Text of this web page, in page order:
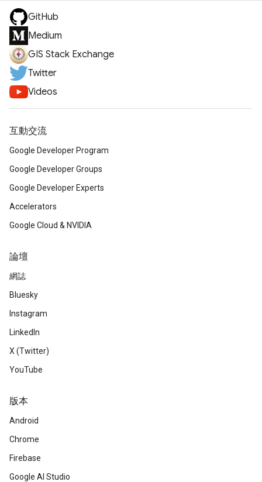
GitHub
Medium
GIS Stack Exchange
Twitter
Videos
互動交流
Google Developer Program
Google Developer Groups
Google Developer Experts
Accelerators
Google Cloud & NVIDIA
論壇
網誌
Bluesky
Instagram
LinkedIn
X (Twitter)
YouTube
版本
Android
Chrome
Firebase
Google AI Studio